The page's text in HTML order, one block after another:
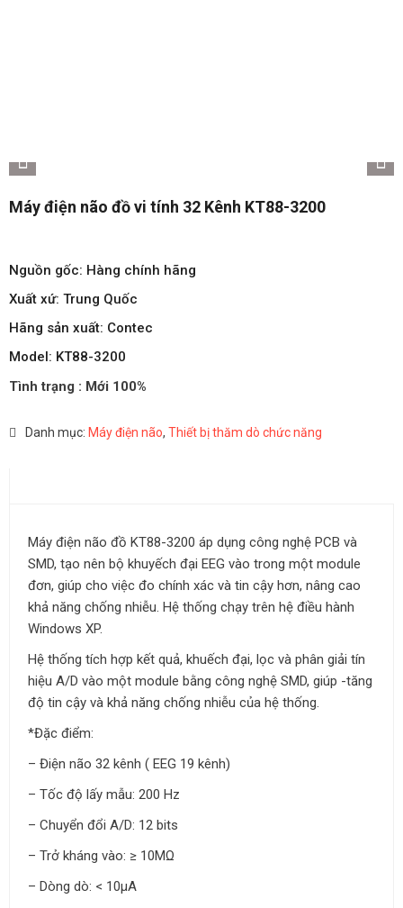
Máy điện não đồ vi tính 32 Kênh KT88-3200
Nguồn gốc: Hàng chính hãng
Xuất xứ: Trung Quốc
Hãng sản xuất: Contec
Model: KT88-3200
Tình trạng : Mới 100%
Danh mục: Máy điện não, Thiết bị thăm dò chức năng
Máy điện não đồ KT88-3200 áp dụng công nghệ PCB và
SMD, tạo nên bộ khuyếch đại EEG vào trong một module
đơn, giúp cho việc đo chính xác và tin cậy hơn, nâng cao
khả năng chống nhiễu. Hệ thống chạy trên hệ điều hành
Windows XP.
Hệ thống tích hợp kết quả, khuếch đại, lọc và phân giải tín
hiệu A/D vào một module bằng công nghệ SMD, giúp -tăng
độ tin cậy và khả năng chống nhiễu của hệ thống.
*Đặc điểm:
– Điện não 32 kênh ( EEG 19 kênh)
– Tốc độ lấy mẫu: 200 Hz
– Chuyển đổi A/D: 12 bits
– Trở kháng vào: ≥ 10MΩ
– Dòng dò: < 10µA